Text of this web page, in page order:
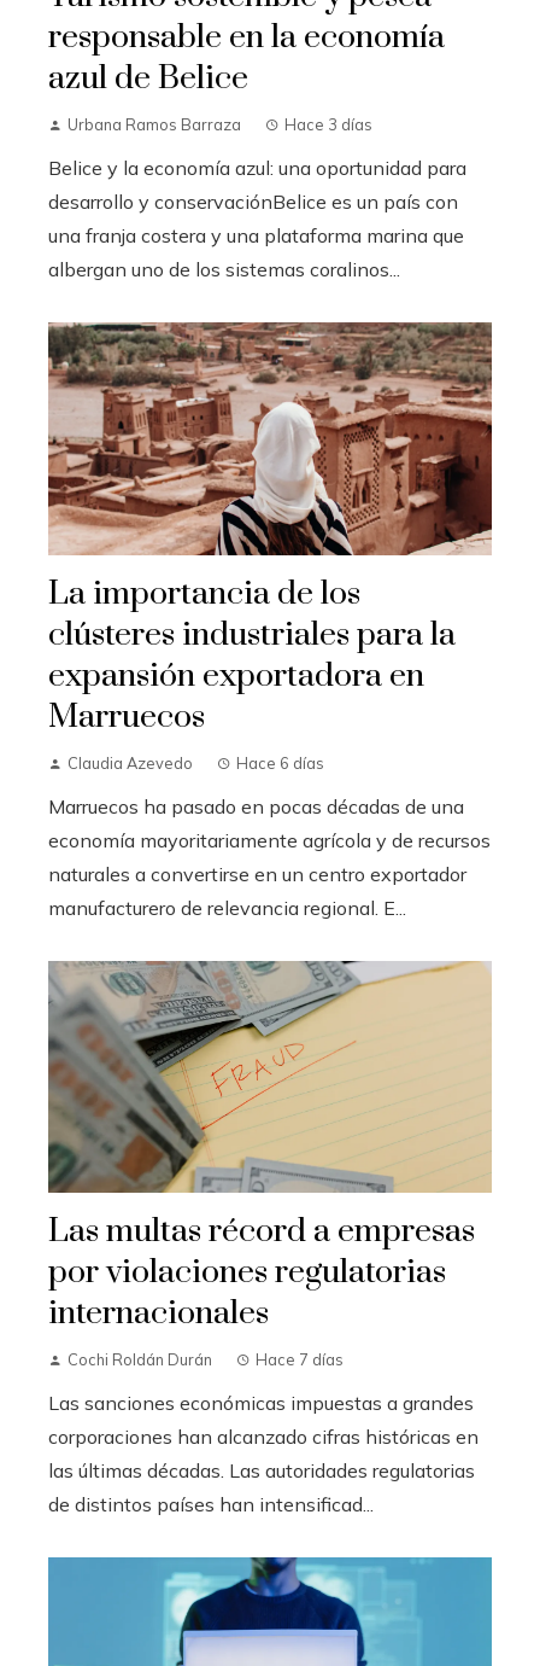
responsable en la economía
azul de Belice
Urbana Ramos Barraza Hace 3 días
Belice y la economía azul: una oportunidad para
desarrollo y conservaciónBelice es un país con
una franja costera y una plataforma marina que
albergan uno de los sistemas coralinos...
La importancia de los
clústeres industriales para la
expansión exportadora en
Marruecos
Claudia Azevedo Hace 6 días
Marruecos ha pasado en pocas décadas de una
economía mayoritariamente agrícola y de recursos
naturales a convertirse en un centro exportador
manufacturero de relevancia regional. E...
Las multas récord a empresas
por violaciones regulatorias
internacionales
Cochi Roldán Durán Hace 7 días
Las sanciones económicas impuestas a grandes
corporaciones han alcanzado cifras históricas en
las últimas décadas. Las autoridades regulatorias
de distintos países han intensificad...